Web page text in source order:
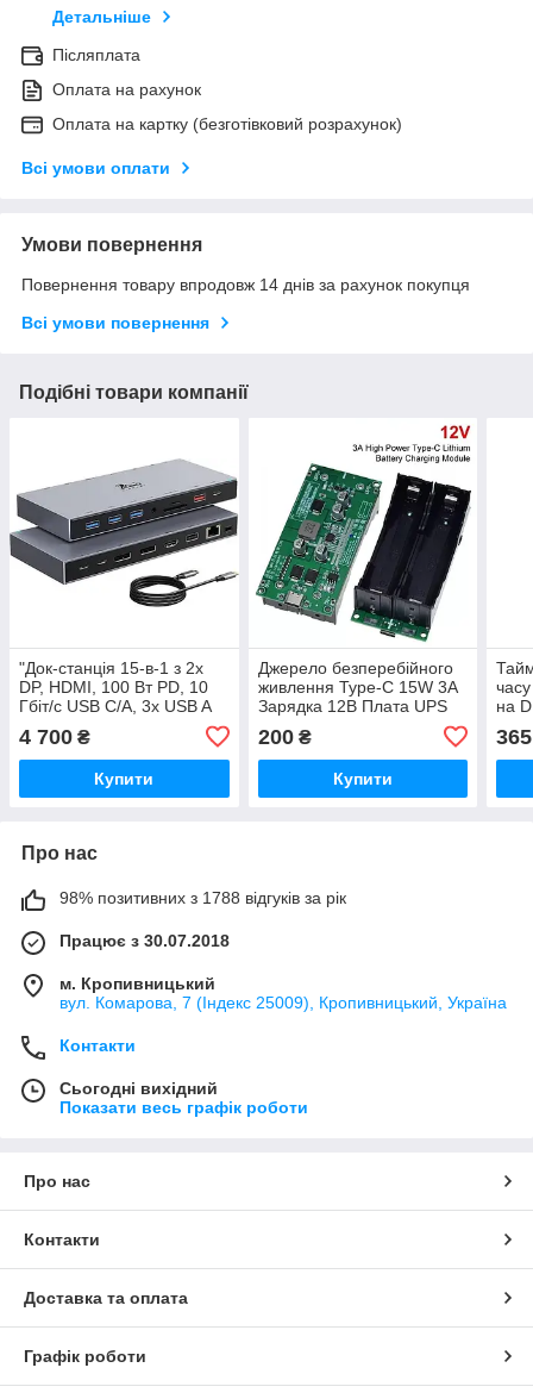
Детальніше
Післяплата
Оплата на рахунок
Оплата на картку (безготівковий розрахунок)
Всі умови оплати
Умови повернення
Повернення товару впродовж 14 днів за рахунок покупця
Всі умови повернення
Подібні товари компанії
"Док-станція 15-в-1 з 2x
DP, HDMI, 100 Вт PD, 10
Гбіт/с USB C/A, 3x USB A
4 700 ₴
Купити
Джерело безперебійного
живлення Type-C 15W 3A
Зарядка 12В Плата UPS
живлення
200₴
Купити
на
365
Про нас
98% позитивних з 1788 відгуків за рік
Працює з 30.07.2018
м. Кропивницький
вул. Комарова, 7 (Індекс 25009), Кропивницький, Україна
Контакти
Сьогодні вихідний
Показати весь графік роботи
Про нас
Контакти
Доставка та оплата
Графік роботи